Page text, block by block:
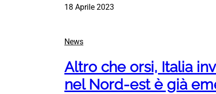
18 Aprile 2023
News
Altro che orsi, Italia
nel Nord-est è già